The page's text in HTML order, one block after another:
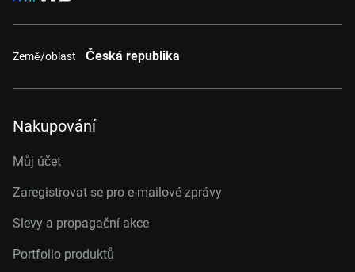
Země/oblast Česká republika
Nakupování
Můj účet
Zaregistrovat se pro e-mailové zprávy
Slevy a propagační akce
Portfolio produktů